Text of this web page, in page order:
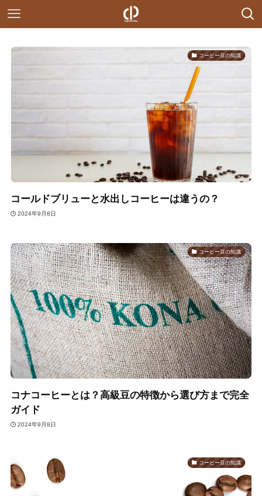
コーヒー豆の知識
コールドブリューと水出しコーヒーは違うの？
2024年9月8日
コーヒー豆の知識
コナコーヒーとは？高級豆の特徴から選び方まで完全
ガイド
2024年9月8日
コーヒー豆の知識